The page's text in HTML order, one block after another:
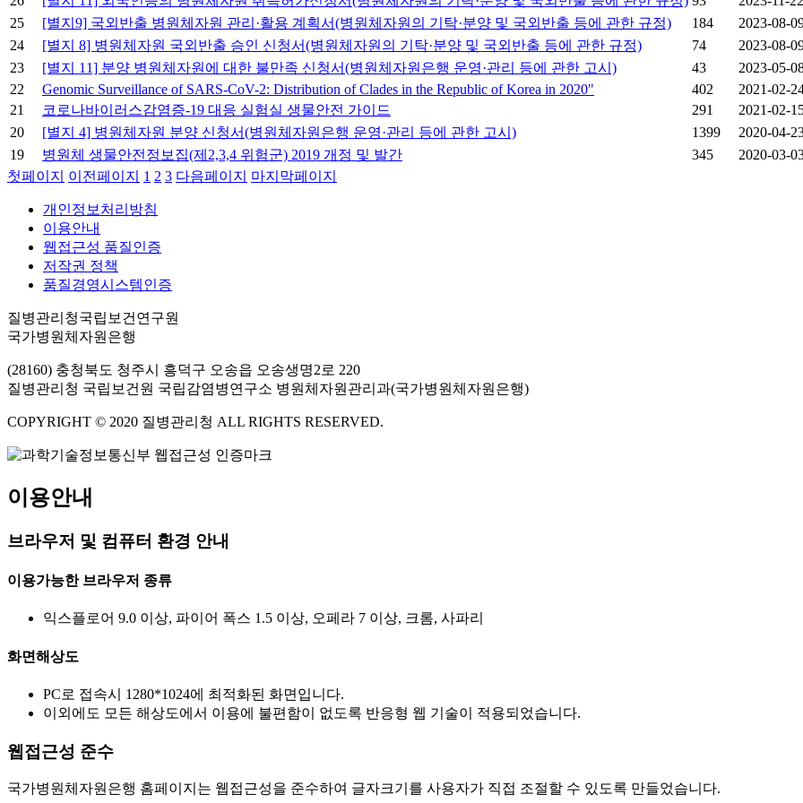
25
[별지9] 국외반출 병원체자원 관리·활용 계획서(병원체자원의 기탁·분양 및 국외반출 등에 관한 규정) 184
2023-08-
24
[별지 8] 병원체자원 국외반출 승인 신청서(병원체자원의 기탁·분양 및 국외반출 등에 관한 규정) 74
2023-08-
23
[별지 11] 분양 병원체자원에 대한 불만족 신청서(병원체자원은행 운영·관리 등에 관한 고시) 43
2023-05-
22
Genomic Surveillance of SARS-CoV-2: Distribution of Clades in the Republic of Korea in 2020" 402
2021-02-
21
코로나바이러스감염증-19 대응 실험실 생물안전 가이드 291
2021-02-
20
[별지 4] 병원체자원 분양 신청서(병원체자원은행 운영·관리 등에 관한 고시) 1399
2020-04-
19
병원체 생물안전정보집(제2,3,4 위험군) 2019 개정 및 발간 345
2020-03-
첫페이지
이전페이지 1 2 3 다음페이지 마지막페이지
개인정보처리방침
이용안내
웹접근성 품질인증
저작권 정책
품질경영시스템인증
질병관리청국립보건연구원
국가병원체자원은행
(28160) 충청북도 청주시 흥덕구 오송읍 오송생명2로 220
질병관리청 국립보건원 국립감염병연구소 병원체자원관리과(국가병원체자원은행)
COPYRIGHT © 2020 질병관리청 ALL RIGHTS RESERVED.
이용안내
브라우저 및 컴퓨터 환경 안내
이용가능한 브라우저 종류
익스플로어 9.0 이상, 파이어 폭스 1.5 이상, 오페라 7 이상, 크롬, 사파리
화면해상도
PC로 접속시 1280*1024에 최적화된 화면입니다.
이외에도 모든 해상도에서 이용에 불편함이 없도록 반응형 웹 기술이 적용되었습니다.
웹접근성 준수
국가병원체자원은행 홈페이지는 웹접근성을 준수하여 글자크기를 사용자가 직접 조절할 수 있도록 만들었습니다.